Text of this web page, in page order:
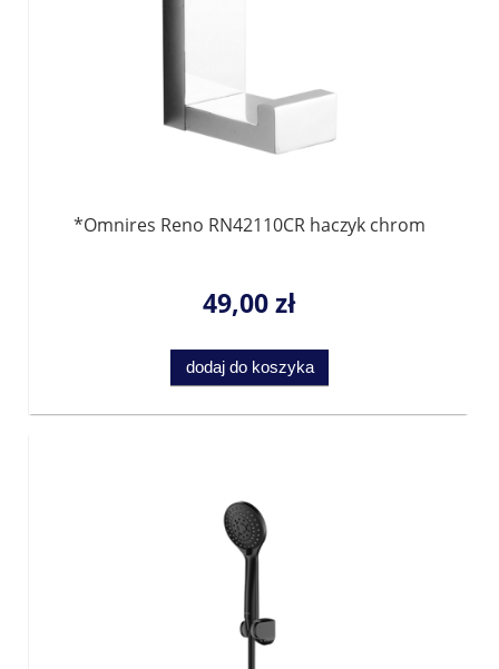
*Omnires Reno RN42110CR haczyk chrom
49,00 zł
dodaj do koszyka